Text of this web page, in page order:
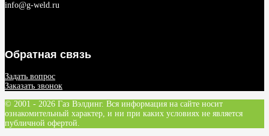
info@g-weld.ru
Обратная связь
Задать вопрос
Заказать звонок
© 2001 - 2026 Газ Вэлдинг. Вся информация на сайте носит
ознакомительный характер, и ни при каких условиях не является
публичной офертой.